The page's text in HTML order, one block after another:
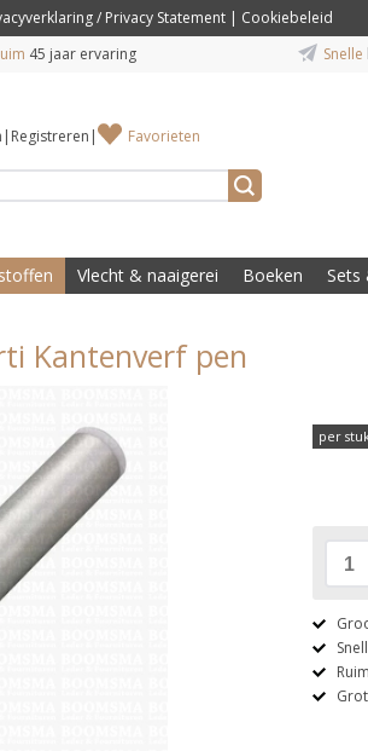
/ Privacy Statement | Cookiebeleid
45 jaar ervaring Snelle
| Registreren | Favorieten
Vlecht & naaigerei Boeken Sets
Kantenverf pen
per